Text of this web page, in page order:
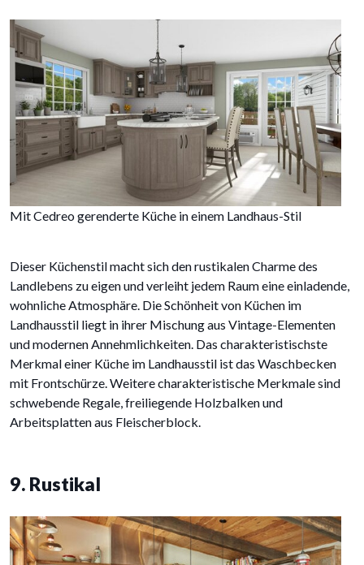
Mit Cedreo gerenderte Küche in einem Landhaus-Stil
Dieser Küchenstil macht sich den rustikalen Charme des
Landlebens zu eigen und verleiht jedem Raum eine einladende,
wohnliche Atmosphäre. Die Schönheit von Küchen im
Landhausstil liegt in ihrer Mischung aus Vintage-Elementen
und modernen Annehmlichkeiten. Das charakteristischste
Merkmal einer Küche im Landhausstil ist das Waschbecken
mit Frontschürze. Weitere charakteristische Merkmale sind
schwebende Regale, freiliegende Holzbalken und
Arbeitsplatten aus Fleischerblock.
9. Rustikal